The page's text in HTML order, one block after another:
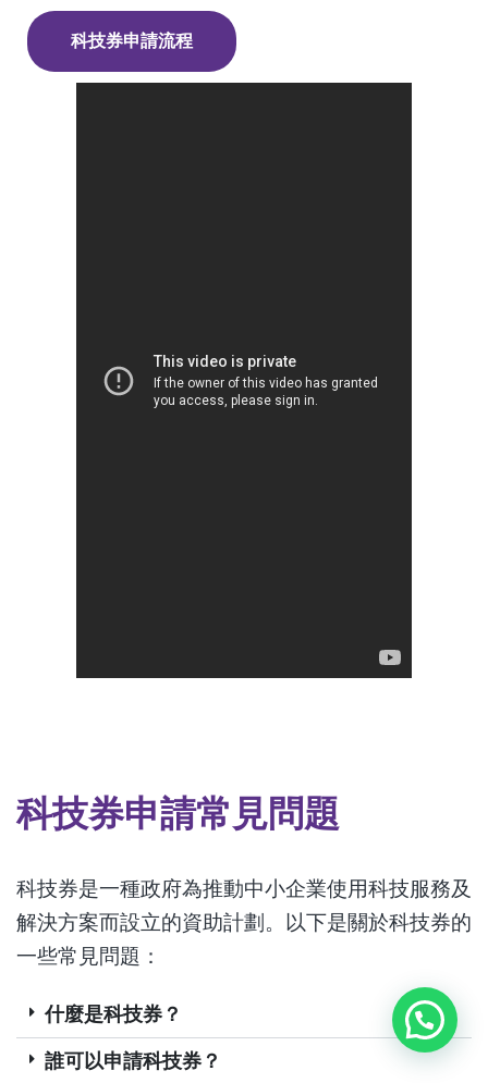
科技券申請流程
科技券申請常見問題
科技券是一種政府為推動中小企業使用科技服務及
解決方案而設立的資助計劃。以下是關於科技券的
一些常見問題：
什麼是科技券？
誰可以申請科技券？